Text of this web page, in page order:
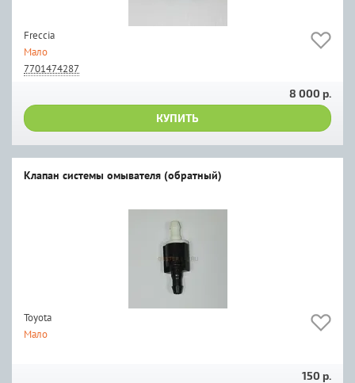
Freccia
Мало
7701474287
8 000 р.
КУПИТЬ
Клапан системы омывателя (обратный)
Toyota
Мало
150 р.